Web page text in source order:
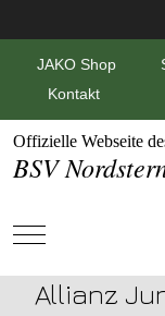
JAKO Shop
Kontakt
Offizielle Webseite
BSV
Mobile Menu Toggle
Allianz